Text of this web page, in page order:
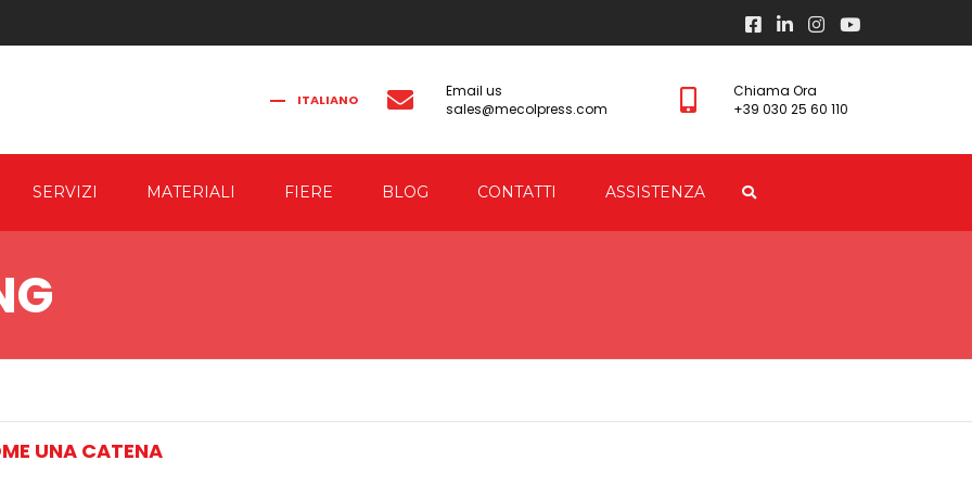
ITALIANO
Email us
sales@mecolpress.com
Chiama Ora
+39 030 25 60 110
DI
SERVIZI
AUTOMATION
MATERIALI FIERE BLOG CONTATTI ASSISTENZA
UNA CATENA